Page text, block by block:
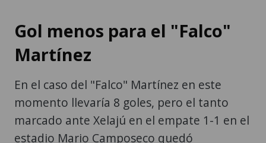
Gol menos para el "Falco"
Martínez
En el caso del "Falco" Martínez en este
momento llevaría 8 goles, pero el tanto
marcado ante Xelajú en el empate 1-1 en el
estadio Mario Camposeco quedó